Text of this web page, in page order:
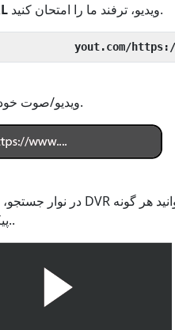
ویدیو، ترفند ما را امتحان کنید.
یا URL ویدیو/صوت خود را کپی کرده و در نوار جستجو جایگذاری کنید.
پیکربندی، از جمله اضافه کردن زیرنویس را تنظیم کنید..